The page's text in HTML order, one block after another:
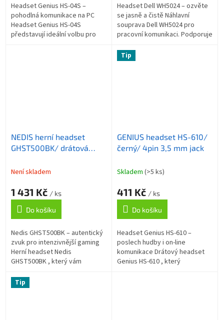
Headset Genius HS-04S –
pohodlná komunikace na PC
Headset Genius HS-04S
představují ideální volbu pro
Headset Dell WH5024 – ozvěte
se jasně a čistě Náhlavní
souprava Dell WH5024 pro
pracovní komunikaci. Podporuje
přináší komfortní audio pro
lepší...
NEDIS herní headset
GHST500BK/ drátová
zvuk 7.1/ LED/ USB/ kabel
Není skladem
1 431 Kč / ks
Do košíku
Nedis GHST500BK – autentický
zvuk pro intenzivnější gaming
Herní headset Nedis
GHST500BK , který vám
prostorový zvuk 7.1 a skrze
komfortní náušníky se...
Tip
GENIUS headset HS-610/
černý/ 4pin 3,5 mm jack
Skladem (>5 ks)
411 Kč / ks
Do košíku
Headset Genius HS-610 –
poslech hudby i on-line
komunikace Drátový headset
Genius HS-610 , který
Tip